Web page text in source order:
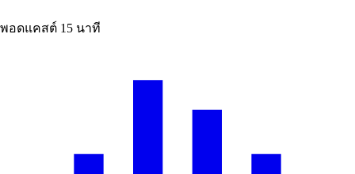
พอดแคสต์ 15 นาที